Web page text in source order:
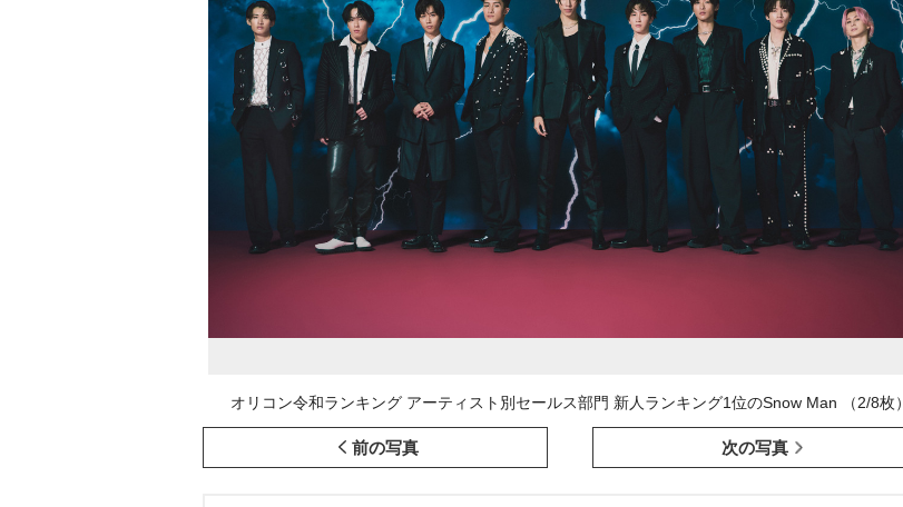
オリコン令和ランキング アーティスト別セールス部門 新人ランキング1位のSnow Man （2/8枚）
前の写真 次の写真